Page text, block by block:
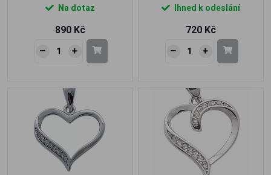
Na dotaz
890 Kč
Ihned k odeslání
720 Kč